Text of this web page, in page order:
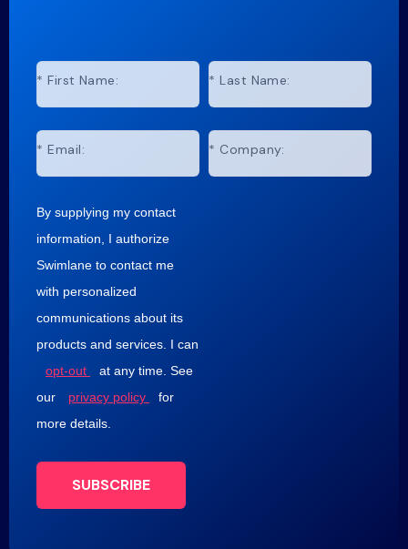
* First Name: * Last Name:
* Email: * Company:
By supplying my contact
information, I authorize
Swimlane to contact me
with personalized
communications about its
products and services. I can
opt-out
at any time. See
our
privacy policy
for
more details.
SUBSCRIBE